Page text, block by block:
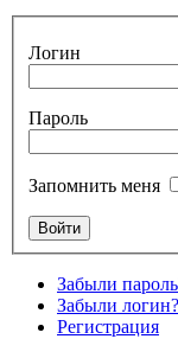
Логин
Пароль
Запомнить меня
Забыли
Забыли логин?
Регистрация